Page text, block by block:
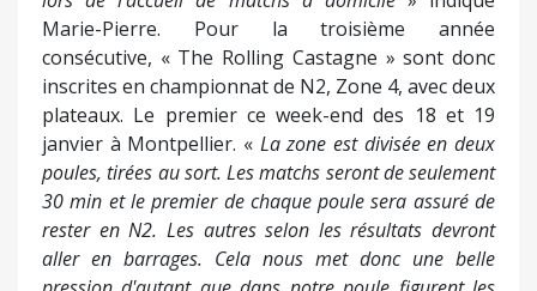
Marie-Pierre. Pour la troisième année
consécutive, « The Rolling Castagne » sont donc
inscrites en championnat de N2, Zone 4, avec deux
plateaux. Le premier ce week-end des 18 et 19
janvier à Montpellier. « La zone est divisée en deux
poules, tirées au sort. Les matchs seront de seulement
30 min et le premier de chaque poule sera assuré de
rester en N2. Les autres selon les résultats devront
aller en barrages. Cela nous met donc une belle